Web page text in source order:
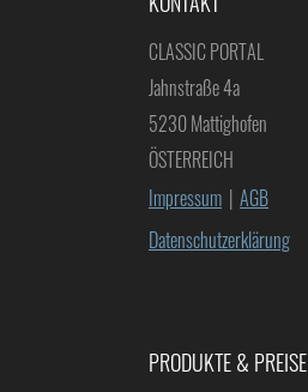
CLASSIC PORTAL
Jahnstraße 4a
5230 Mattighofen
ÖSTERREICH
Impressum | AGB
Datenschutzerklärung
PRODUKTE & PREISE